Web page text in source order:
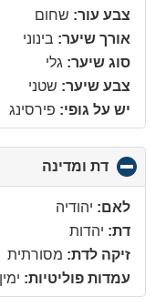
צבע עור: שחום
אורך שיער: בינוני
סוג שיער: גלי
צבע שיער: שטני
יש על גופי: פירסינג
דת ומדינה
to
לאם: יהודיה
דת: יהדות
זיקה לדת: מסורתית
עמדות פוליטיות: ימין